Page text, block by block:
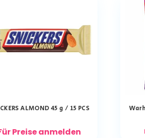
ALMOND 45 g / 15 PCS
Preise anmelden